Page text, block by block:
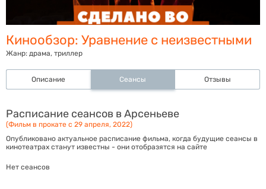
Кинообзор: Уравнение с неизвестными
Жанр: драма, триллер
Описание Сеансы Отзывы
Расписание сеансов в Арсеньеве
(Фильм в прокате с 29 апреля, 2022)
Опубликовано актуальное расписание фильма, когда будущие сеансы в
кинотеатрах станут известны - они отобразятся на сайте
Нет сеансов